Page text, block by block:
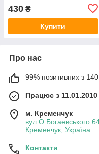
430 ₴
Купити
Про нас
99% позитивних з 140
Працює з 11.01.2010
м. Кременчук
вул О.Богаевського
Кременчук, Україна
Контакти